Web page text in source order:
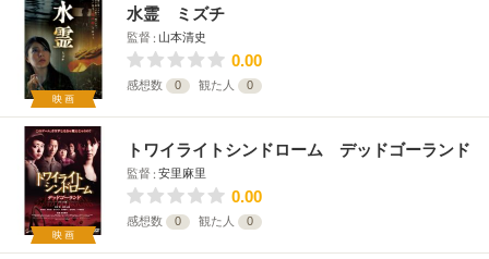
映画
水霊 ミズチ
監督 山本清史
0.00
感想数 0 観た人 0
映画
トワイライトシンドローム デッドゴーランド
監督 安里麻里
0.00
感想数 0 観た人 0